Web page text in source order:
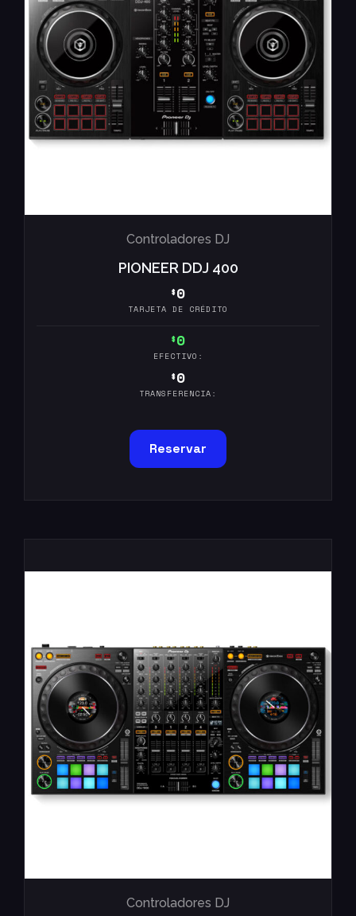
Controladores DJ
PIONEER DDJ 400
$0
TARJETA DE CRÉDITO
$0
EFECTIVO:
$0
TRANSFERENCIA:
Reservar
Controladores DJ